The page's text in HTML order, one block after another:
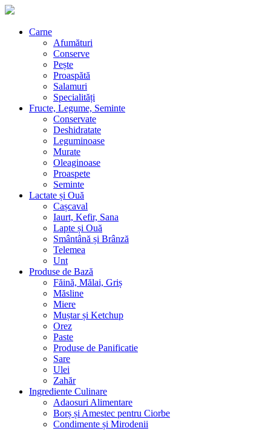
Carne
Afumături
Conserve
Pește
Proaspătă
Salamuri
Specialități
Fructe, Legume, Seminte
Conservate
Deshidratate
Leguminoase
Murate
Oleaginoase
Proaspete
Seminte
Lactate și Ouă
Cașcaval
Iaurt, Kefir, Sana
Lapte și Ouă
Smântână și Brânză
Telemea
Unt
Produse de Bază
Făină, Mălai, Griș
Măsline
Miere
Muștar și Ketchup
Orez
Paste
Produse de Panificatie
Sare
Ulei
Zahăr
Ingrediente Culinare
Adaosuri Alimentare
Borș și Amestec pentru Ciorbe
Condimente și Mirodenii